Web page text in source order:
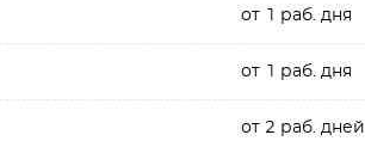
от 1 раб. дня
от 1 раб. дня
от 2 раб. дней